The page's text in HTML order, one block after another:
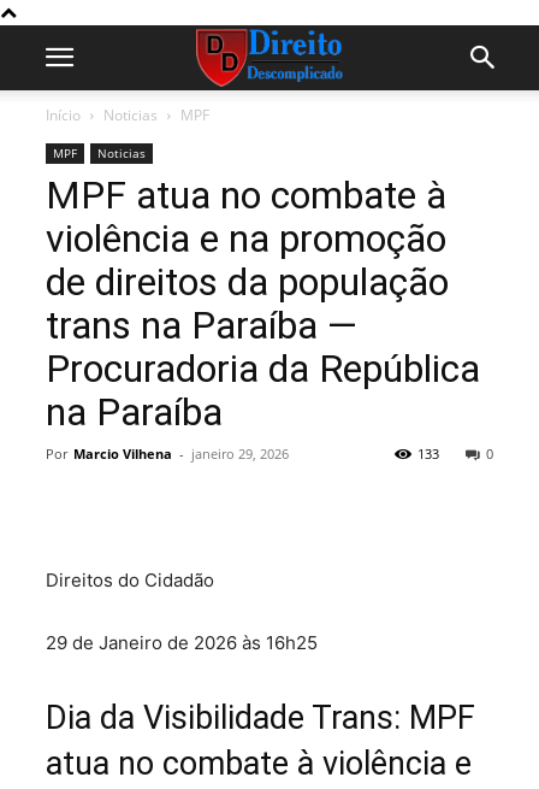
Início Noticias MPF
MPF Noticias
MPF atua no combate à
violência e na promoção
de direitos da população
trans na Paraíba —
Procuradoria da República
na Paraíba
Por Marcio Vilhena - janeiro 29, 2026 0
133
Direitos do Cidadão
29 de Janeiro de 2026 às 16h25
Dia da Visibilidade Trans: MPF
atua no combate à violência e